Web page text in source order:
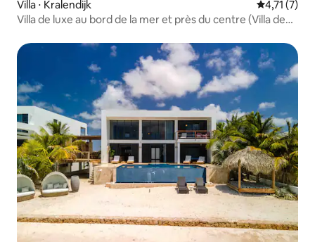
Villa ⋅ Kralendijk Évaluation
4,71 (7)
Villa de luxe au bord de la mer et près du centre (Villa de